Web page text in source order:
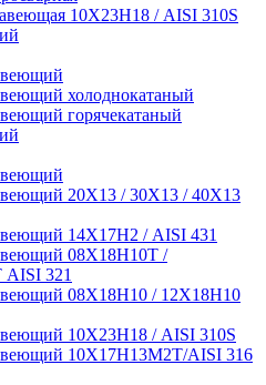
10Х23Н18 / AISI 310S
холоднокатаный
горячекатаный
20Х13 / 30Х13 / 40Х13
14Х17Н2 / AISI 431
08Х18Н10Т /
321
08Х18Н10 / 12Х18Н10
10Х23Н18 / AISI 310S
10Х17Н13М2Т/AISI 316